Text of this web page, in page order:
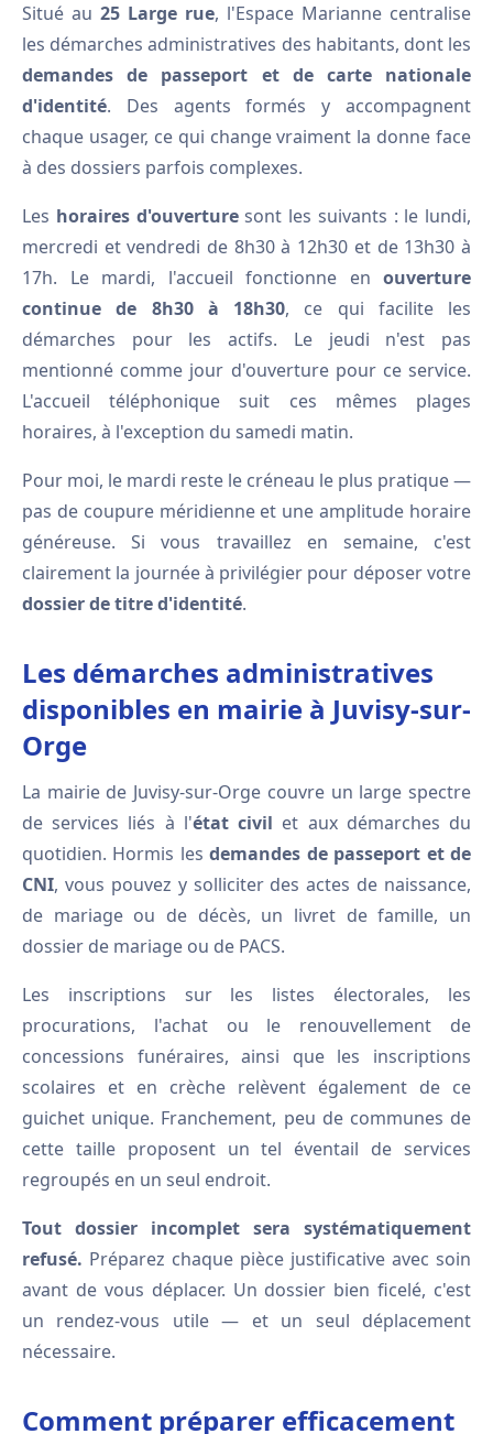
Situé au 25 Large rue, l'Espace Marianne centralise
les démarches administratives des habitants, dont les
demandes de passeport et de carte nationale
d'identité. Des agents formés y accompagnent
chaque usager, ce qui change vraiment la donne face
à des dossiers parfois complexes.
Les horaires d'ouverturesont les suivants : le lundi,
mercredi et vendredi de 8h30 à 12h30 et de 13h30 à
17h. Le mardi, l'accueil fonctionne en ouverture
continue de 8h30 à 18h30, ce qui facilite les
démarches pour les actifs. Le jeudi n'est pas
mentionné comme jour d'ouverture pour ce service.
L'accueil téléphonique suit ces mêmes plages
horaires, à l'exception du samedi matin.
Pour moi, le mardi reste le créneau le plus pratique —
pas de coupure méridienne et une amplitude horaire
généreuse. Si vous travaillez en semaine, c'est
clairement la journée à privilégier pour déposer votre
dossier de titre d'identité.
Les démarches administratives
disponibles en mairie à Juvisy-sur-
Orge
La mairie de Juvisy-sur-Orge couvre un large spectre
de services liés à l'état civil et aux démarches du
quotidien. Hormis lesdemandes de passeport et de
CNI, vous pouvez y solliciter des actes de naissance,
de mariage ou de décès, un livret de famille, un
dossier de mariage ou de PACS.
Les inscriptions sur les listes électorales, les
procurations, l'achat ou le renouvellement de
concessions funéraires, ainsi que les inscriptions
scolaires et en crèche relèvent également de ce
guichet unique. Franchement, peu de communes de
cette taille proposent un tel éventail de services
regroupés en un seul endroit.
Tout dossier incomplet sera systématiquement
refusé. Préparez chaque pièce justificative avec soin
avant de vous déplacer. Un dossier bien ficelé, c'est
un rendez-vous utile — et un seul déplacement
nécessaire.
Comment préparer efficacement